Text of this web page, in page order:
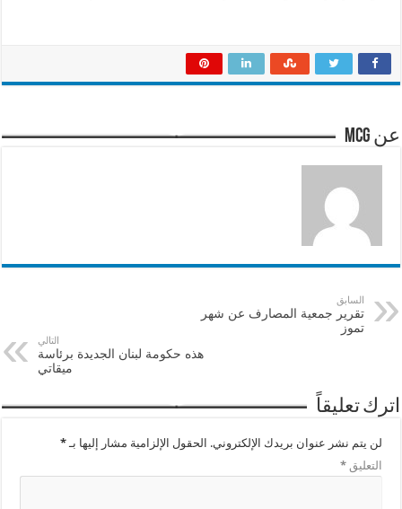
عن mcg
السابق
تقرير جمعية المصارف عن شهر
تموز
التالي
هذه حكومة لبنان الجديدة برئاسة
ميقاتي
اترك تعليقاً
لن يتم نشر عنوان بريدك الإلكتروني. الحقول الإلزامية مشار إليها بـ*
التعليق*